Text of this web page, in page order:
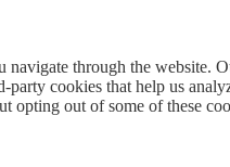
through the website.
cookies that help us
opting out of some of these